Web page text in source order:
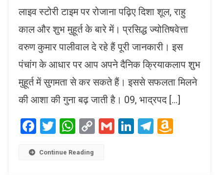
लाइव स्टोरी टाइम पर रोजाना पढ़िए दिशा शूल, राहु
काल और शुभ मुहूर्त के बारे में। प्रसिद्ध ज्योतिषवेत्ता
वरुण कुमार पालीवाल दे रहे हैं पूरी जानकारी। इस
पंचांग के आधार पर आप अपने दैनिक क्रियाकलाप शुभ
मुहूर्त में सुगमता से कर सकते हैं। इससे सफलता मिलने
की आशा की गुना बढ़ जाती है। 09, भाद्रपद […]
Facebook
Twitter
WhatsApp
CopyGmailLinkedIn
Telegram
Continue Reading